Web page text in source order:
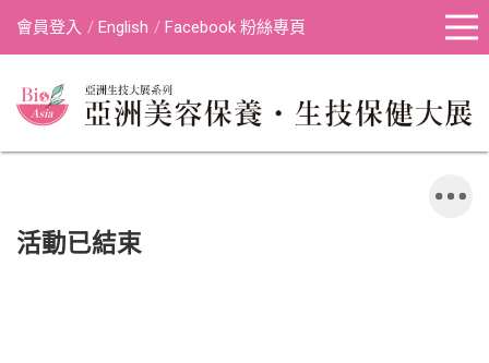
會員登入 English Facebook 粉絲專頁
活動已結束